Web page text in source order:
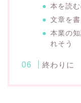
本を読
文章を
本業の
れそう
終わりに